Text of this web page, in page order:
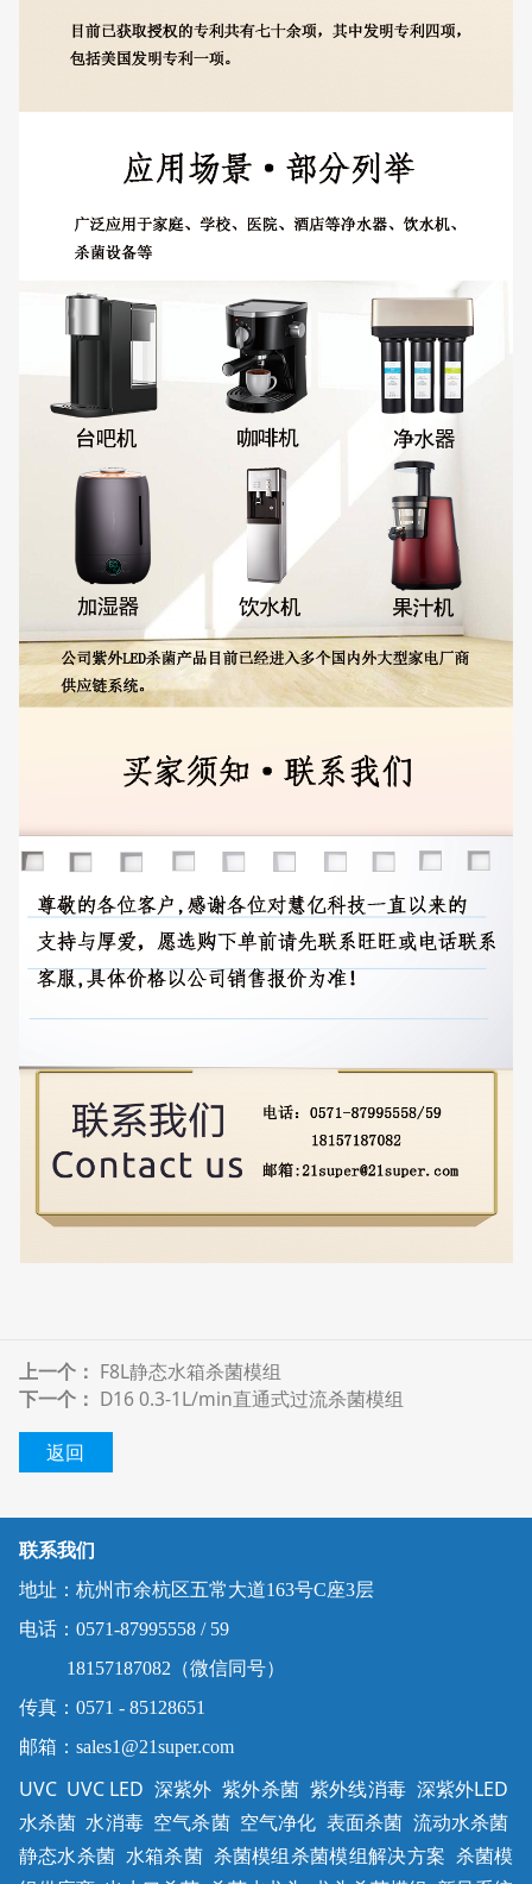
上一个： F8L静态水箱杀菌模组
下一个： D16 0.3-1L/min直通式过流杀菌模组
返回
联系我们
地址：杭州市余杭区五常大道163号C座3层
电话：0571-87995558 / 59
18157187082（微信同号）
传真：0571 - 85128651
邮箱：sales1@21super.com
UVC UVC LED 深紫外 紫外杀菌 紫外线消毒 深紫外LED
水杀菌 水消毒 空气杀菌 空气净化 表面杀菌 流动水杀菌
静态水杀菌 水箱杀菌 杀菌模组杀菌模组解决方案 杀菌模